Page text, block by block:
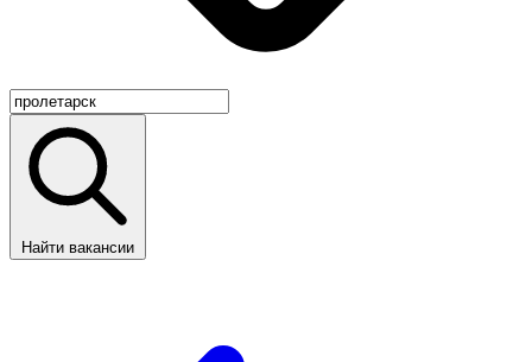
Найти вакансии